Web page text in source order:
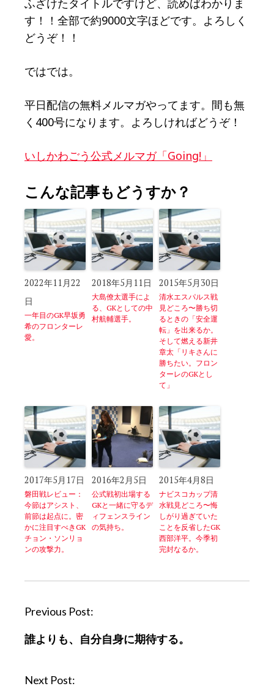
ふざけたタイトルですけど、読めばわかりま
す！！全部で約9000文字ほどです。よろしく
どうぞ！！
ではでは。
平日配信の無料メルマガやってます。間も無
く400号になります。よろしければどうぞ！
いしかわごう公式メルマガ「Going!」
こんな記事もどうすか？
2022年11月22
日
一年目のGK早坂勇
希のフロンターレ
愛。
2018年5月11日
大島僚太選手によ
る、GKとしての中
村航輔選手。
2015年5月30日
清水エスパルス戦
見どころ〜勝ち切
るときの「安全運
転」を出来るか。
そして燃える新井
章太「リキさんに
勝ちたい。フロン
ターレのGKとし
て」
2017年5月17日
磐田戦レビュー：
今節はアシスト、
前節は起点に。密
かに注目すべきGK
チョン・ソンリョ
ンの攻撃力。
2016年2月5日
公式戦初出場する
GKと一緒に守るデ
ィフェンスライン
の気持ち。
2015年4月8日
ナビスコカップ清
水戦見どころ〜悔
しがり過ぎていた
ことを反省したGK
西部洋平。今季初
完封なるか。
P
s
n
Previous Post:
誰よりも、自分自身に期待する。
Next Post: